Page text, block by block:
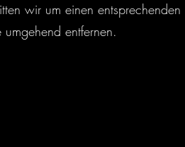
wir um einen
entfernen.